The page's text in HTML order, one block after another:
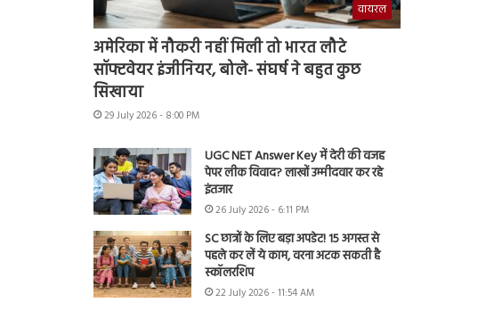
वायरल
अमेरिका में नौकरी नहीं मिली तो भारत लौटे
सॉफ्टवेयर इंजीनियर, बोले- संघर्ष ने बहुत कुछ
सिखाया
29 July 2026 - 8:00 PM
UGC NET Answer Key में देरी की वजह
पेपर लीक विवाद? लाखों उम्मीदवार कर रहे
इंतजार
26 July 2026 - 6:11 PM
SC छात्रों के लिए बड़ा अपडेट! 15 अगस्त से
पहले कर लें ये काम, वरना अटक सकती है
स्कॉलरशिप
22 July 2026 - 11:54 AM